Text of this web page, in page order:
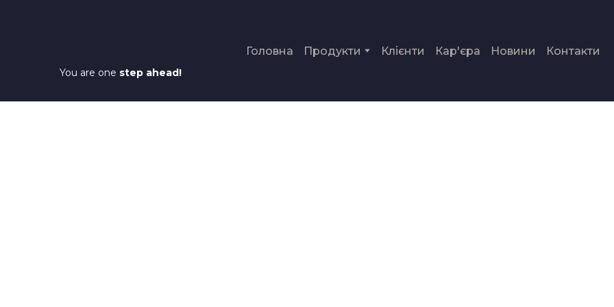
You are one step ahead!
Головна Продукти Клієнти Кар'єра Новини Контакти